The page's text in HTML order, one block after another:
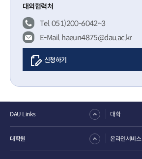
대외협력처
Tel. 051)200-6042~3
E-Mail. haeun4875@dau.ac.kr
신청하기
DAU Links 대학
대학원 온라인서비스